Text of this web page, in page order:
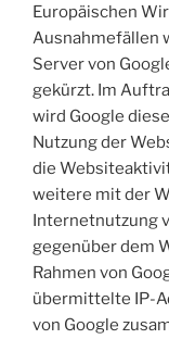
Europäischen
Ausnahmefällen
Server von
gekürzt. Im
wird Google
Nutzung der
die
weitere mit der
Internetnutzung
gegenüber dem
Rahmen von
übermittelte IP-
von Google